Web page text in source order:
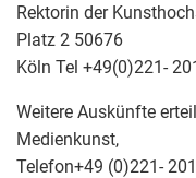
Rektorin der
Platz 2 50676
Köln Tel +49(0)221-
Weitere Auskünfte
Medienkunst,
Telefon+49 (0)221-